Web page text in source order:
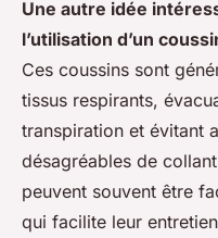
Une autre idée
l’utilisation d’un
Ces coussins sont
tissus respirants,
transpiration et évitant
désagréables de
peuvent souvent être
qui facilite leur